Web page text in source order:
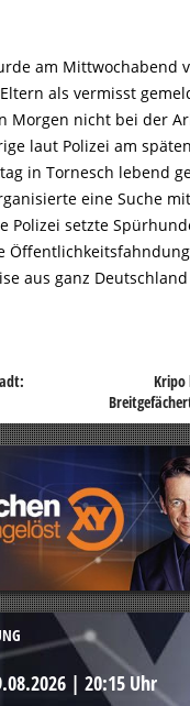
am Mittwochabend
als vermisst
Morgen nicht bei der
laut Polizei am späten
in Tornesch lebend
eine Suche
Polizei setzte
aus ganz
Kripo
| 20:15 Uhr